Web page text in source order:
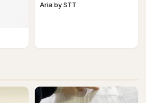
Aria by STT